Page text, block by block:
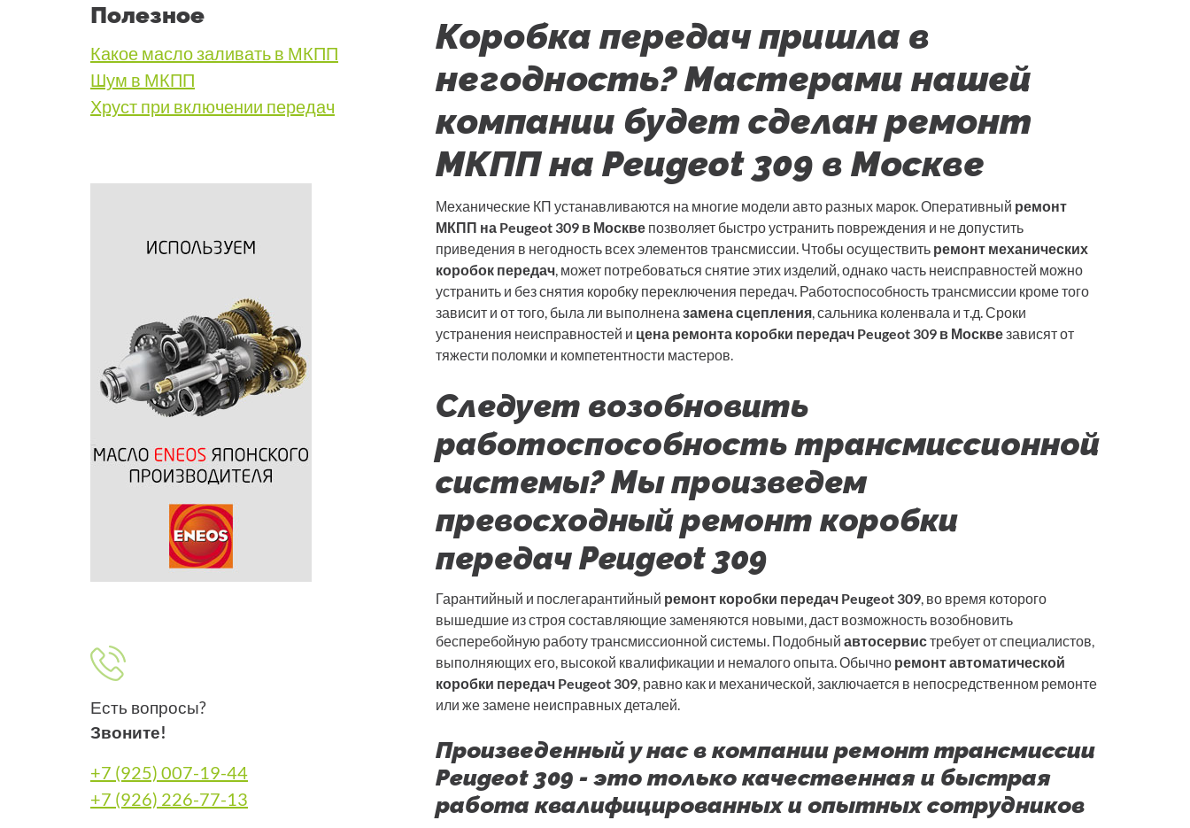
Полезное
Какое масло заливать в МКПП
Шум в МКПП
Хруст при включении передач
Есть вопросы?
Звоните!
+7 (925) 007-19-44
+7 (926) 226-77-13
Коробка передач пришла в
негодность? Мастерами нашей
компании будет сделан ремонт
МКПП на Peugeot 309 в Москве
Механические КП устанавливаются на многие модели авто разных марок. Оперативный ремонт
МКПП на Peugeot 309 в Москве позволяет быстро устранить повреждения и не допустить
приведения в негодность всех элементов трансмиссии. Чтобы осуществить ремонт механических
коробок передач, может потребоваться снятие этих изделий, однако часть неисправностей можно
устранить и без снятия коробку переключения передач. Работоспособность трансмиссии кроме того
зависит и от того, была ли выполнена замена сцепления, сальника коленвала и т.д. Сроки
устранения неисправностей и цена ремонта коробки передач Peugeot 309 в Москвезависят от
тяжести поломки и компетентности мастеров.
Следует возобновить
работоспособность трансмиссионной
системы? Мы произведем
превосходный ремонт коробки
передач Peugeot 309
Гарантийный и послегарантийный ремонт коробки передач Peugeot 309, во время которого
вышедшие из строя составляющие заменяются новыми, даст возможность возобновить
бесперебойную работу трансмиссионной системы. Подобный автосервистребует от специалистов,
выполняющих его, высокой квалификации и немалого опыта. Обычно ремонт автоматической
коробки передач Peugeot 309, равно как и механической, заключается в непосредственном ремонте
или же замене неисправных деталей.
Произведенный у нас в компании ремонт трансмиссии
Peugeot 309 - это только качественная и быстрая
работа квалифицированных и опытных сотрудников